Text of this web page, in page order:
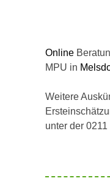
Online
MPU in
Weitere
unter der